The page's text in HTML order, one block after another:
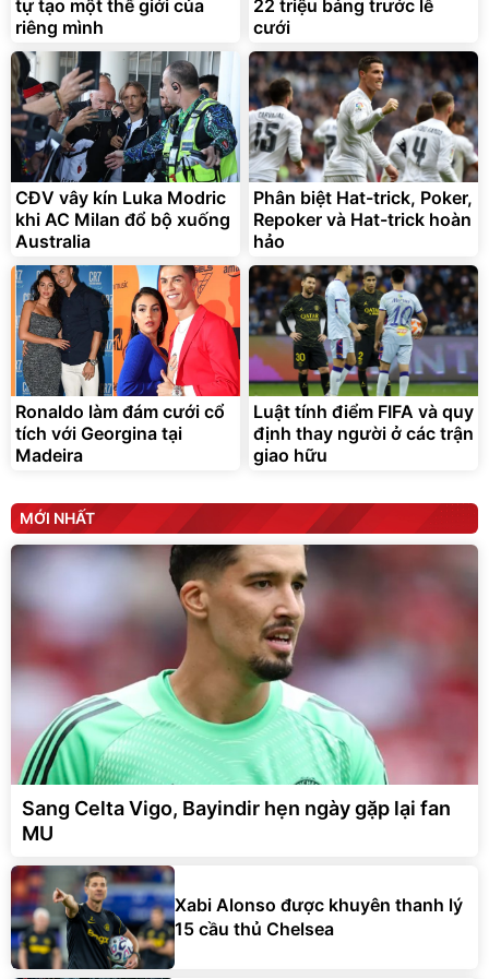
Đã bán nhiều Đang xem nhiều
G-FORCE VIETNA
tự tạo một thế giới của
riêng mình
22 triệu bảng trước lễ
cưới
CĐV vây kín Luka Modric
khi AC Milan đổ bộ xuống
Australia
Phân biệt Hat-trick, Poker,
Repoker và Hat-trick hoàn
hảo
Ronaldo làm đám cưới cổ
tích với Georgina tại
Madeira
Luật tính điểm FIFA và quy
định thay người ở các trận
giao hữu
MỚI NHẤT
Sang Celta Vigo, Bayindir hẹn ngày gặp lại fan
MU
Xabi Alonso được khuyên thanh lý
15 cầu thủ Chelsea